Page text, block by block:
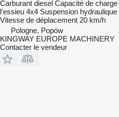
Carburant diesel Capacité de charge
l'essieu 4x4 Suspension hydraulique
Vitesse de déplacement 20 km/h
Pologne, Popów
KINGWAY EUROPE MACHINERY
Contacter le vendeur